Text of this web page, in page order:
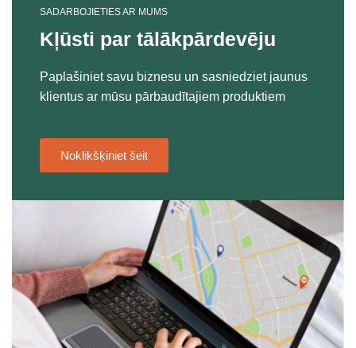
SADARBOJIETIES AR MUMS
Kļūsti par tālākpārdevēju
Paplašiniet savu biznesu un sasniedziet jaunus
klientus ar mūsu pārbaudītajiem produktiem
Noklikšķiniet šeit